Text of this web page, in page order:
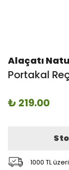
Alaçatı
Portakal
₺ 219.00
1000 TL